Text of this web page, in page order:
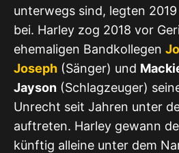
unterwegs sind, legten
bei. Harley zog 2018 vor
ehemaligen Bandkollegen
Joseph (Sänger) und
Jayson (Schlagzeuger)
Unrecht seit Jahren unter
auftreten. Harley gewann
künftig alleine unter dem